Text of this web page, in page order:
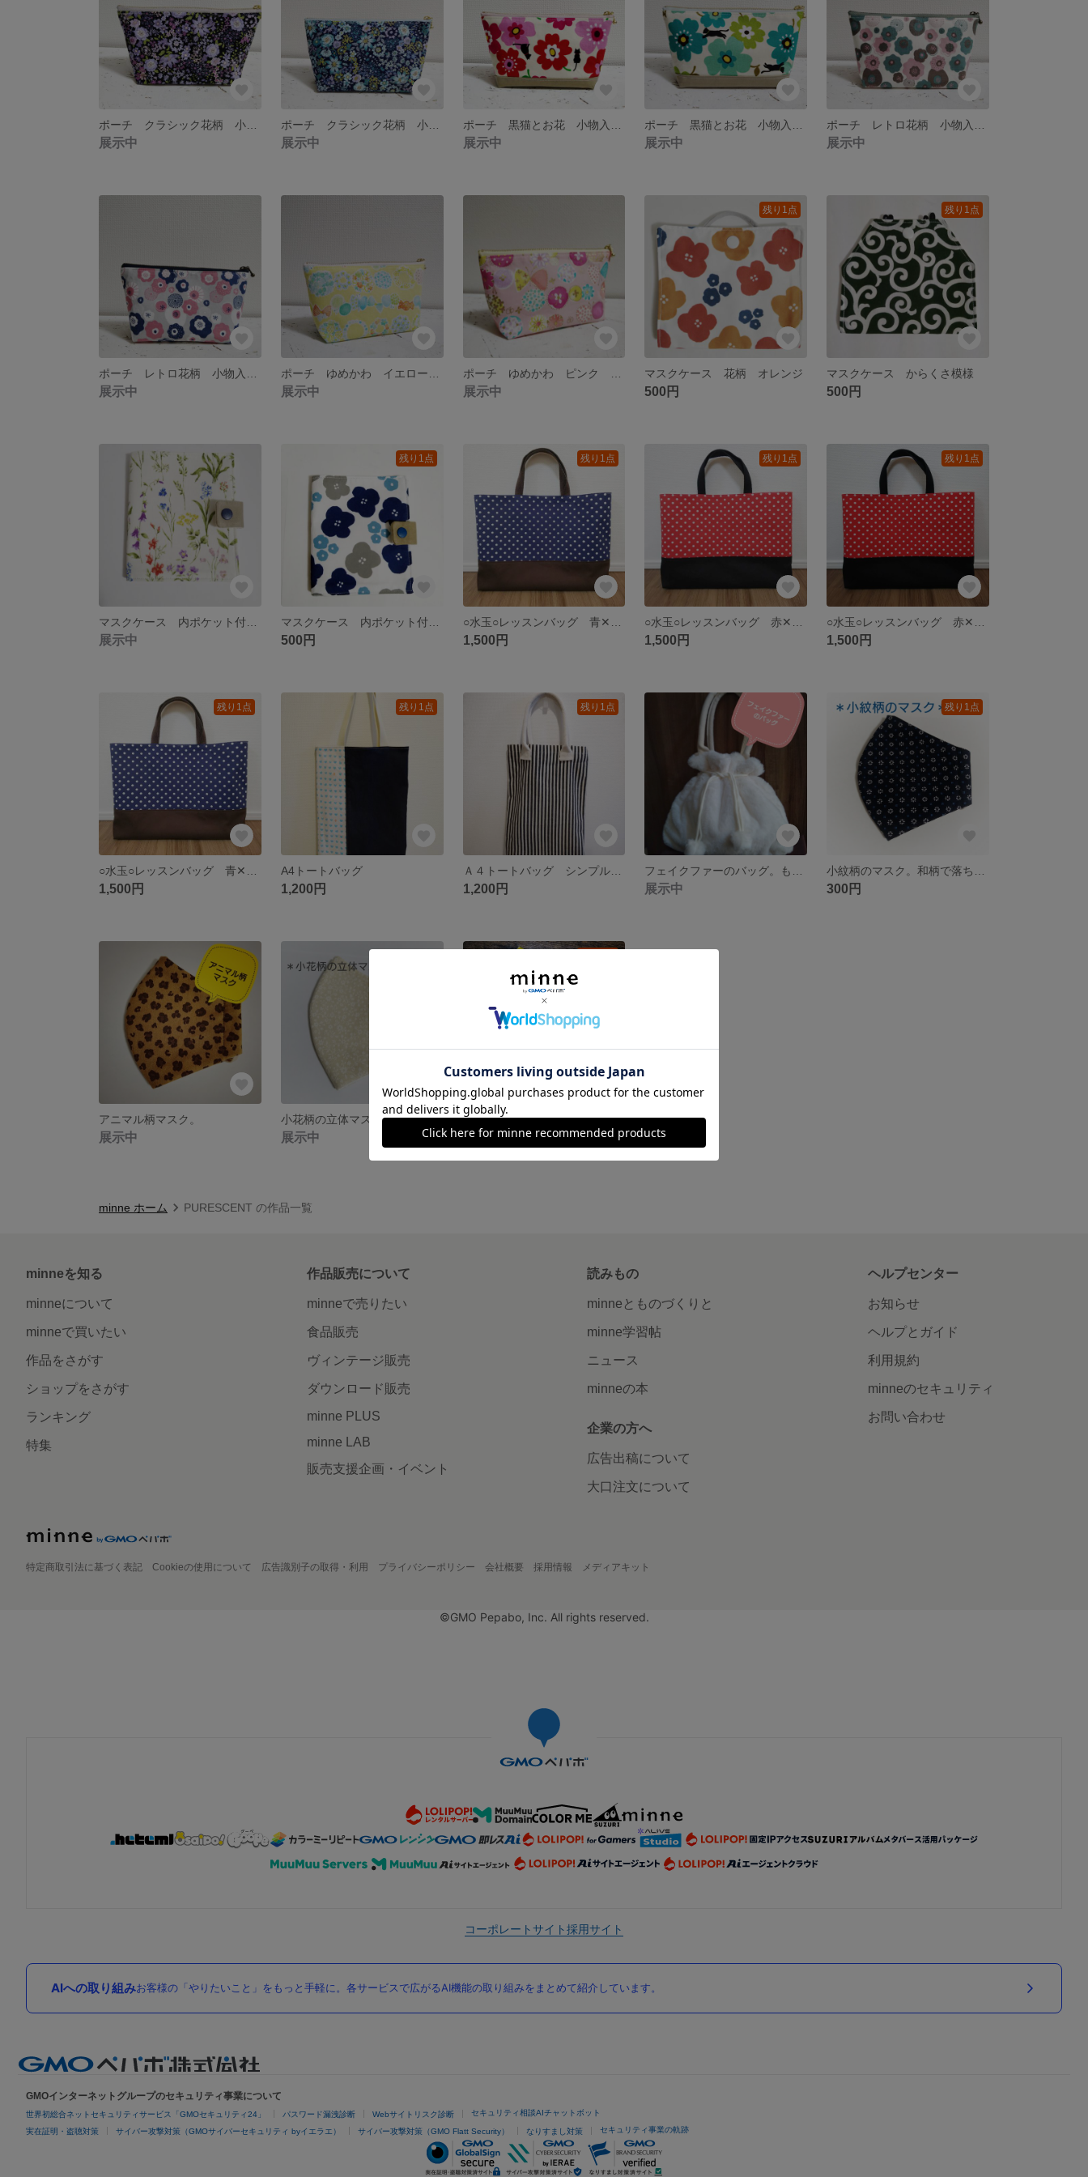
展示中
ポーチ クラシック花柄 小物入れ 化粧ポーチ
展示中 展示中 展示中 展示中
展示中 展示中 展示中
残り1点
マスクケース 花柄 オレンジ
500円
残り1点
マスクケース からくさ模様
500円
展示中
残り1点
マスクケース 内ポケット付き 花柄
500円
残り1点
1,500円
残り1点
1,500円
残り1点
1,500円
残り1点
1,500円
残り1点
A4トートバッグ
1,200円
残り1点
Ａ４トートバッグ シンプルボーダー柄
1,200円 展示中
残り1点
300円
アニマル柄マスク。
展示中
小花柄の立体マスク。
展示中
親子でお揃いマスク。
600円
minne ホーム PURESCENT の作品一覧
minneを知る
minneについて
minneで買いたい
作品をさがす
ショップをさがす
ランキング
特集
作品販売について
minneで売りたい
食品販売
ヴィンテージ販売
ダウンロード販売
minne PLUS
minne LAB
販売支援企画・イベント
読みもの
minneとものづくりと
minne学習帖
ニュース
minneの本
企業の方へ
広告出稿について
大口注文について
ヘルプセンター
お知らせ
ヘルプとガイド
利用規約
minneのセキュリティ
お問い合わせ
特定商取引法に基づく表記 Cookieの使用について 広告識別子の取得・利用 プライバシーポリシー 会社概要 採用情報 メディアキット
©GMO Pepabo, Inc. All rights reserved.
コーポレートサイト採用サイト
AIへの取り組みお客様の「やりたいこと」をもっと手軽に。各サービスで広がるAI機能の取り組みをまとめて紹介しています。
GMOインターネットグループのセキュリティ事業について
世界初総合ネットセキュリティサービス「GMOセキュリティ24」 パスワード漏洩診断 Webサイトリスク診断 セキュリティ相談AIチャットボット
実在証明・盗聴対策 サイバー攻撃対策（GMOサイバーセキュリティ byイエラエ） サイバー攻撃対策（GMO Flatt Security） なりすまし対策 セキュリティ事業の軌跡